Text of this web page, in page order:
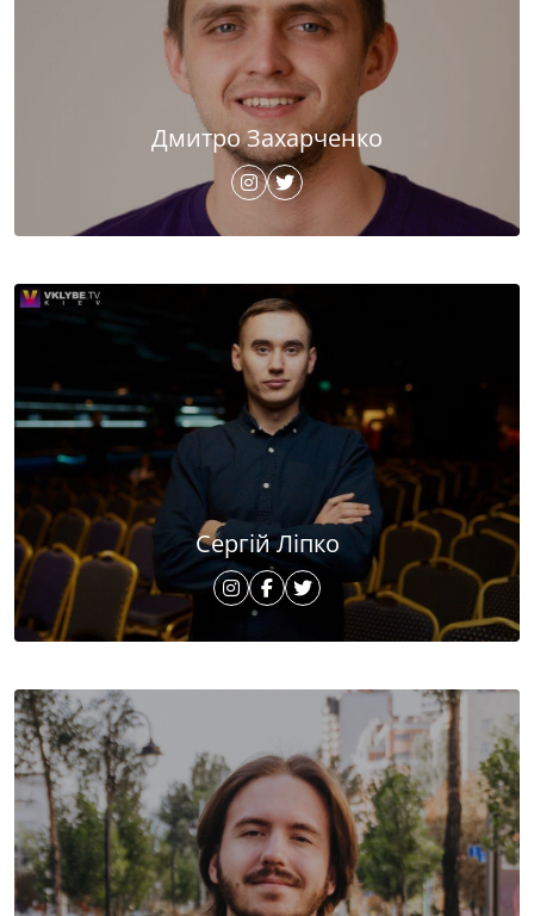
Дмитро Захарченко
Сергій Ліпко